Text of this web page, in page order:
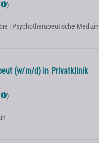
ℹ )
| Psychotherapeutische Medizin
(w/m/d) in Privatklinik
ℹ )